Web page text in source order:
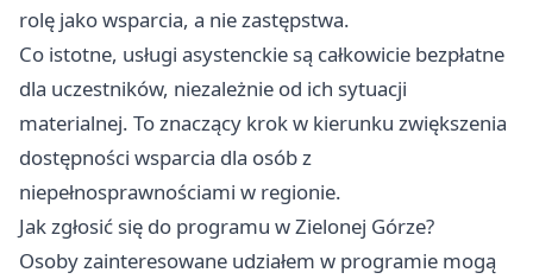
rolę jako wsparcia, a nie zastępstwa.
Co istotne, usługi asystenckie są całkowicie bezpłatne
dla uczestników, niezależnie od ich sytuacji
materialnej. To znaczący krok w kierunku zwiększenia
dostępności wsparcia dla osób z
niepełnosprawnościami w regionie.
Jak zgłosić się do programu w Zielonej Górze?
Osoby zainteresowane udziałem w programie mogą